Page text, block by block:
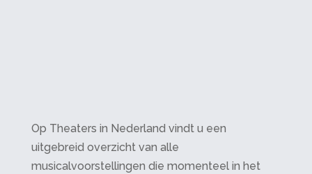
Op Theaters in Nederland vindt u een
uitgebreid overzicht van alle
musicalvoorstellingen die momenteel in het